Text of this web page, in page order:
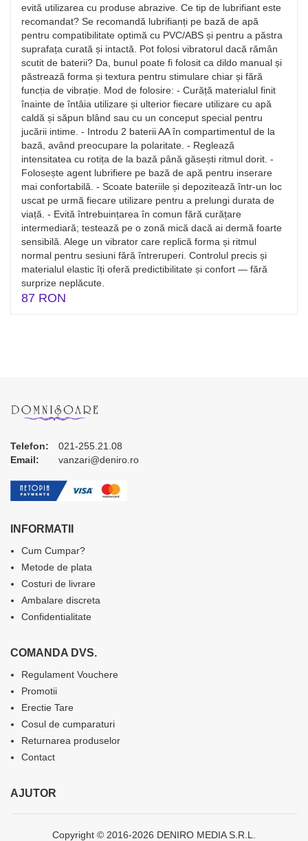
evită utilizarea cu produse abrazive. Ce tip de lubrifiant este
recomandat? Se recomandă lubrifianți pe bază de apă
pentru compatibilitate optimă cu PVC/ABS și pentru a păstra
suprafața curată și intactă. Pot folosi vibratorul dacă rămân
scutit de baterii? Da, bunul poate fi folosit ca dildo manual și
păstrează forma și textura pentru stimulare chiar și fără
funcția de vibrație. Mod de folosire: - Curăță materialul finit
înainte de întâia utilizare și ulterior fiecare utilizare cu apă
caldă și săpun blând sau cu un conceput special pentru
jucării intime. - Introdu 2 baterii AA în compartimentul de la
bază, având preocupare la polaritate. - Reglează
intensitatea cu rotița de la bază până găsești ritmul dorit. -
Folosește agent lubrifiere pe bază de apă pentru inserare
mai confortabilă. - Scoate bateriile și depozitează într-un loc
uscat pe urmă fiecare utilizare pentru a prelungi durata de
viață. - Evită întrebuințarea în comun fără curățare
intermediară; testează pe o zonă mică dacă ai dermă foarte
sensibilă. Alege un vibrator care replică forma și ritmul
normal pentru sesiuni fără întreruperi. Controlul precis și
materialul elastic îți oferă predictibilitate și confort — fără
surprize neplăcute.
87 RON
Telefon:
021-255.21.08
Email:
vanzari@deniro.ro
INFORMATII
Cum Cumpar?
Metode de plata
Costuri de livrare
Ambalare discreta
Confidentialitate
COMANDA DVS.
Regulament Vouchere
Promotii
Erectie Tare
Cosul de cumparaturi
Returnarea produselor
Contact
AJUTOR
Copyright © 2016-2026 DENIRO MEDIA S.R.L.